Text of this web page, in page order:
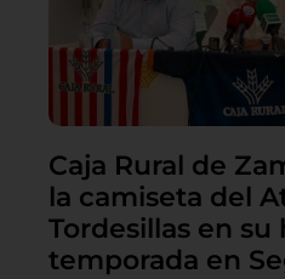
Caja Rural de
la camiseta del
Tordesillas en su
temporada en